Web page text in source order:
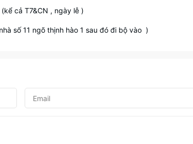
cả T7&CN , ngày lễ )
số 11 ngõ thịnh hào 1 sau đó đi bộ vào )